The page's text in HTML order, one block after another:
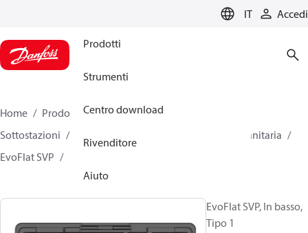
IT Accedi
Prodotti
Strumenti
Centro download
Rivenditore
Aiuto
Home Prodotti
Climate Solutions for heating
Sottostazioni
Riscaldamento diretto e acqua calda sanitaria
EvoFlat SVP
EvoFlat SVP, In basso,
Tipo 1